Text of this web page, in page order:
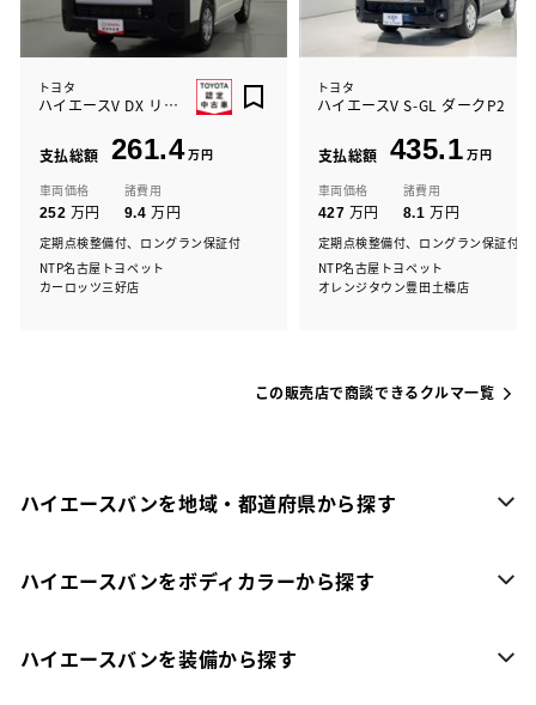
トヨタ
ハイエースV DX リフトツキ
支払総額 261.4万円
車両価格
252 万円
諸費用
9.4 万円
定期点検整備付、ロングラン保証付
NTP名古屋トヨペット
カーロッツ三好店
トヨタ
ハイエースV S-GL ダークP2
支払総額 435.1 万円
車両価格
427 万円
諸費用
8.1 万円
定期点検整備付、ロングラン保証付
NTP名古屋トヨペット
オレンジタウン豊田土橋店
この販売店で商談できるクルマ一覧
ハイエースバンを地域・都道府県から探す
ハイエースバンをボディカラーから探す
ハイエースバンを装備から探す